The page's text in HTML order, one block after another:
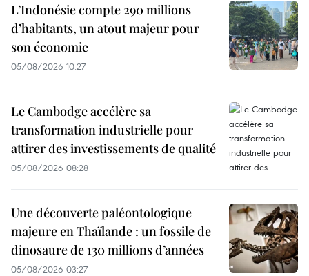
L’Indonésie compte 290 millions
d’habitants, un atout majeur pour
son économie
05/08/2026 10:27
Le Cambodge accélère sa
transformation industrielle pour
attirer des investissements de qualité
05/08/2026 08:28
Une découverte paléontologique
majeure en Thaïlande : un fossile de
dinosaure de 130 millions d’années
05/08/2026 03:27